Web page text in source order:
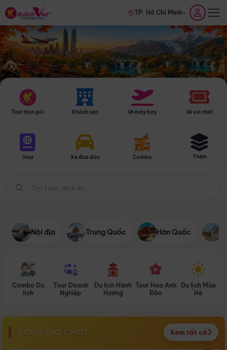
TP. Hồ Chí Minh
Tour trọn gói Khách sạn Vé máy bay Vé vui chơi
Visa Xe đưa đón Combo Thêm
Nội địa Trung Quốc Hàn Quốc
Combo Du
lịch
Tour Doanh
Nghiệp
Du lịch Hành
Hương
Tour Hoa Anh
Đào
Du lịch Mùa
Hè
TOUR GIỜ CHÓT Xem tất cả
Điểm nổi bật